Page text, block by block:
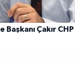
Başkanı Çakır